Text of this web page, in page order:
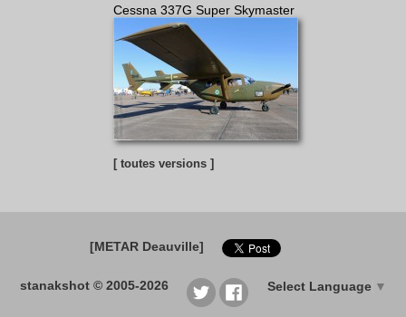
Cessna 337G Super Skymaster
[ toutes versions ]
[METAR Deauville]
stanakshot © 2005-2026 Select Language ▼